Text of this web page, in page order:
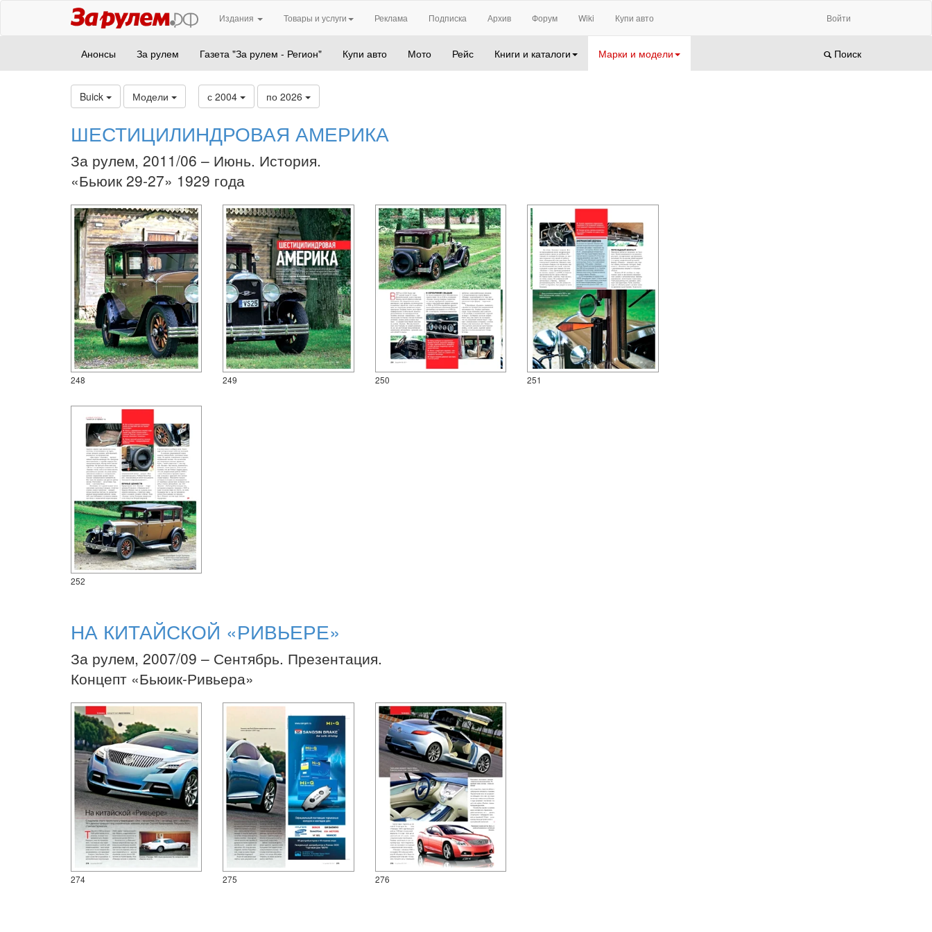
Издания Товары и услуги Реклама Подписка Архив Форум Wiki Купи авто Войти
Анонсы За рулем Газета "За рулем - Регион" Купи авто Мото Рейс Книги и каталоги Марки и модели Поиск
Buick Модели с 2004 по 2026
ШЕСТИЦИЛИНДРОВАЯ АМЕРИКА
За рулем, 2011/06 – Июнь. История.
«Бьюик 29-27» 1929 года
248 249 250 251
252
НА КИТАЙСКОЙ «РИВЬЕРЕ»
За рулем, 2007/09 – Сентябрь. Презентация.
Концепт «Бьюик-Ривьера»
274 275 276